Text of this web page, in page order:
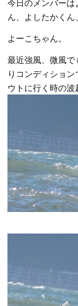
ん、よしたかくん
よーこちゃん。
最近強風、微風
りコンディショ
ウトに行く時の波